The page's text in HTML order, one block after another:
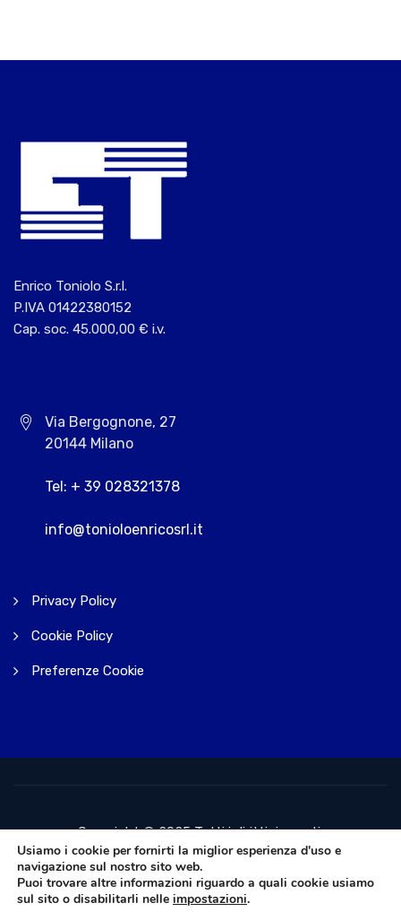
Enrico Toniolo S.r.l.
P.IVA 01422380152
Cap. soc. 45.000,00 € i.v.
Via Bergognone, 27
20144 Milano
Tel: + 39 028321378
info@tonioloenricosrl.it
Privacy Policy
Cookie Policy
Preferenze Cookie
Copyright © 2025 Tutti i diritti riservati.
Usiamo i cookie per fornirti la miglior esperienza d'uso e
navigazione sul nostro sito web.
Puoi trovare altre informazioni riguardo a quali cookie usiamo
sul sito o disabilitarli nelle impostazioni.